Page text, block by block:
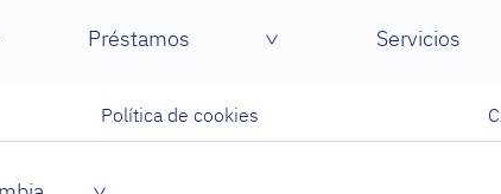
Préstamos Servicios
Política de cookies